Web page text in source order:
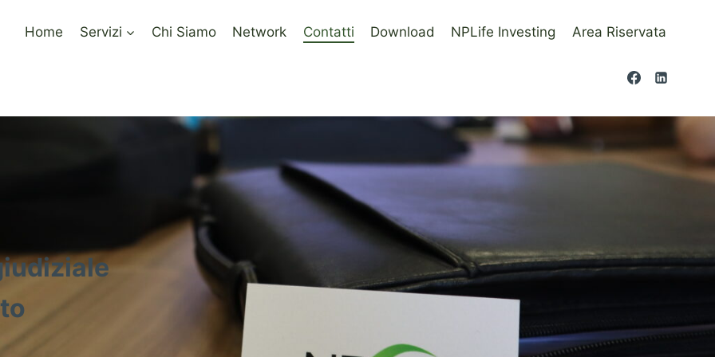
Home Servizi Chi Siamo Network Contatti Download NPLife Investing Area Riservata